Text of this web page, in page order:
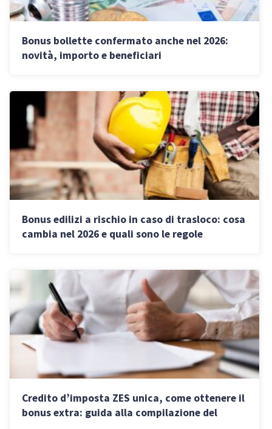
Bonus bollette confermato anche nel 2026:
novità, importo e beneficiari
Bonus edilizi a rischio in caso di trasloco: cosa
cambia nel 2026 e quali sono le regole
Credito d’imposta ZES unica, come ottenere il
bonus extra: guida alla compilazione del